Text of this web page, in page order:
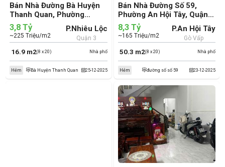
Bán Nhà Đường Bà Huyện
Thanh Quan, Phường
Nhiêu Lộc, Quận 3 (cũ)
Nhà phố
16.9 m2(8 x 20)
3,8 Tỷ
~225 Triệu/m2
P.Nhiêu Lộc
Quận 3
25-12-2025
Hẻm Bà Huyện Thanh Quan
Bán Nhà Đường Số 59,
Phường An Hội Tây, Quận
Gò Vấp (cũ)
Nhà phố
50.3 m2(8 x 20)
8,3 Tỷ
~165 Triệu/m2
P.An Hội Tây
Gò Vấp
23-12-2025
Hẻm đường số số 59